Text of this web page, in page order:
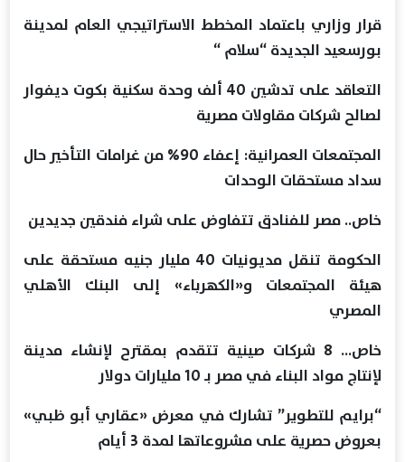
قرار وزاري باعتماد المخطط الاستراتيجي العام لمدينة
بورسعيد الجديدة “سلام “
التعاقد على تدشين 40 ألف وحدة سكنية بكوت ديفوار
لصالح شركات مقاولات مصرية
المجتمعات العمرانية: إعفاء 90% من غرامات التأخير حال
سداد مستحقات الوحدات
خاص.. مصر للفنادق تتفاوض على شراء فندقين جديدين
الحكومة تنقل مديونيات 40 مليار جنيه مستحقة على
هيئة المجتمعات و«الكهرباء» إلى البنك الأهلي
المصري
خاص… 8 شركات صينية تتقدم بمقترح لإنشاء مدينة
لإنتاج مواد البناء في مصر بـ 10 مليارات دولار
“برايم للتطوير” تشارك في معرض «عقاري أبو ظبي»
بعروض حصرية على مشروعاتها لمدة 3 أيام